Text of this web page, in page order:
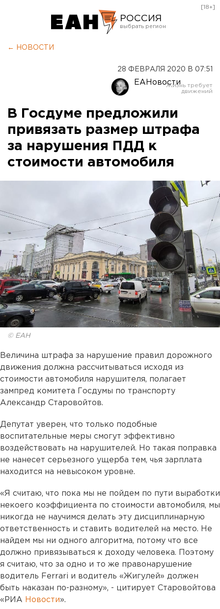
РОССИЯ
Оренбург
[18+]
← НОВОСТИ
28 ФЕВРАЛЯ 2020 В 07:51
ЕАНовости
В Госдуме предложили
привязать размер штрафа
за нарушения ПДД к
стоимости автомобиля
© ЕАН
Величина штрафа за нарушение правил дорожного
движения должна рассчитываться исходя из
стоимости автомобиля нарушителя, полагает
зампред комитета Госдумы по транспорту
Александр Старовойтов.
Депутат уверен, что только подобные
воспитательные меры смогут эффективно
воздействовать на нарушителей. Но такая поправка
не нанесет серьезного ущерба тем, чья зарплата
находится на невысоком уровне.
«Я считаю, что пока мы не пойдем по пути выработки
некоего коэффициента по стоимости автомобиля, мы
никогда не научимся делать эту дисциплинарную
ответственность и ставить водителей на место. Не
найдем мы ни одного алгоритма, потому что все
должно привязываться к доходу человека. Поэтому
я считаю, что за одно и то же правонарушение
водитель Ferrari и водитель «Жигулей» должен
быть наказан по-разному», - цитирует Старовойтова
«РИА Новости».